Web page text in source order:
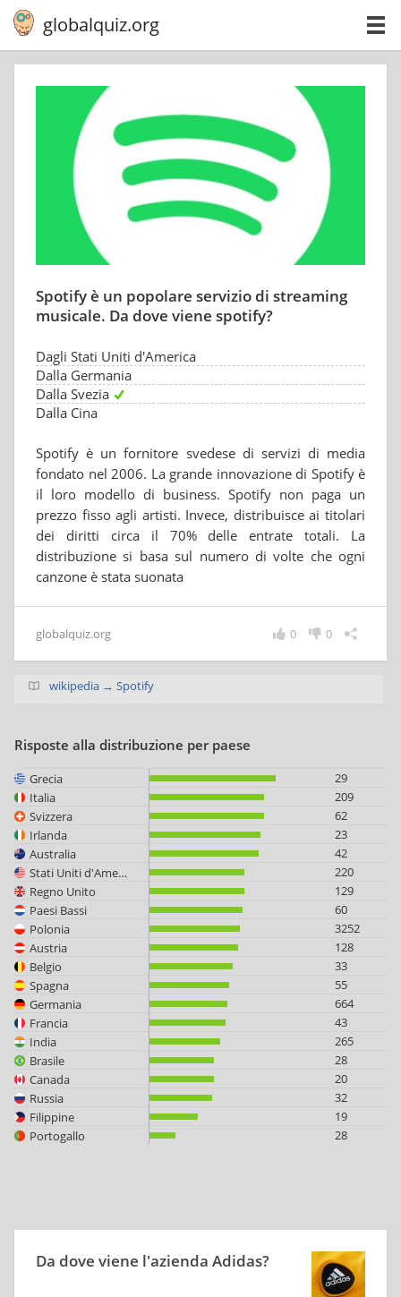
globalquiz.org
Spotify è un popolare servizio di streaming
musicale. Da dove viene spotify?
Dagli Stati Uniti d'America
Dalla Germania
Dalla Svezia
Dalla Cina
Spotify è un fornitore svedese di servizi di media
fondato nel 2006. La grande innovazione di Spotify è
il loro modello di business. Spotify non paga un
prezzo fisso agli artisti. Invece, distribuisce ai titolari
dei diritti circa il 70% delle entrate totali. La
distribuzione si basa sul numero di volte che ogni
canzone è stata suonata
globalquiz.org 0
0
wikipedia → Spotify
Risposte alla distribuzione per paese
Grecia
29
Italia
209
Svizzera
62
Irlanda
23
Australia
42
Stati Uniti d'America
220
Regno Unito
129
Paesi Bassi
60
Polonia
3252
Austria
128
Belgio
33
Spagna
55
Germania
664
Francia
43
India
265
Brasile
28
Canada
20
Russia
32
Filippine
19
Portogallo
28
Da dove viene l'azienda Adidas?